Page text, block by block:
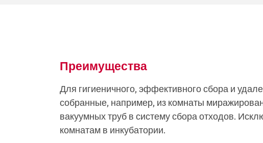
Преимущества
Для гигиеничного, эффективного сбора и
собранные, например, из комнаты
вакуумных труб в систему сбора отходов.
комнатам в инкубатории.